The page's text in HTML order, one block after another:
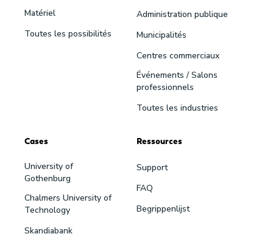
Matériel
Toutes les possibilités
Administration publique
Municipalités
Centres commerciaux
Événements / Salons
professionnels
Toutes les industries
Cases
University of
Gothenburg
Chalmers University of
Technology
Skandiabank
Ressources
Support
FAQ
Begrippenlijst